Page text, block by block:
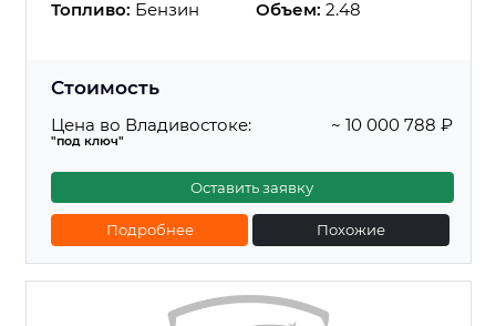
Топливо: Бензин Объем: 2.48
Стоимость
Цена во Владивостоке:
"под ключ"
~ 10 000 788 ₽
Оставить заявку
Подробнее Похожие